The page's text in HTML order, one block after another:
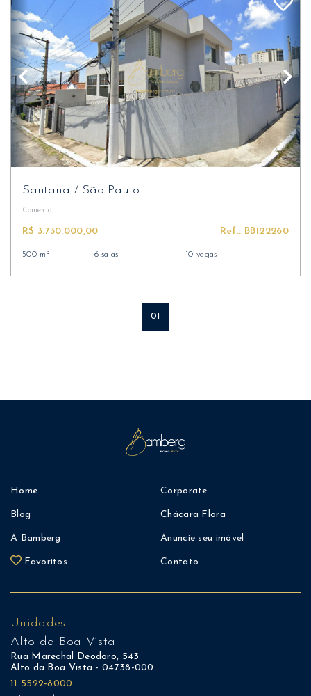
Santana / São Paulo
Comercial
R$ 3.730.000,00 Ref.: BB122260
500 m² 6 salas 10 vagas
01
Home
Blog
A Bamberg
Favoritos
Corporate
Chácara Flora
Anuncie seu imóvel
Contato
Unidades
Alto da Boa Vista
Rua Marechal Deodoro, 543
Alto da Boa Vista - 04738-000
11 5522-8000